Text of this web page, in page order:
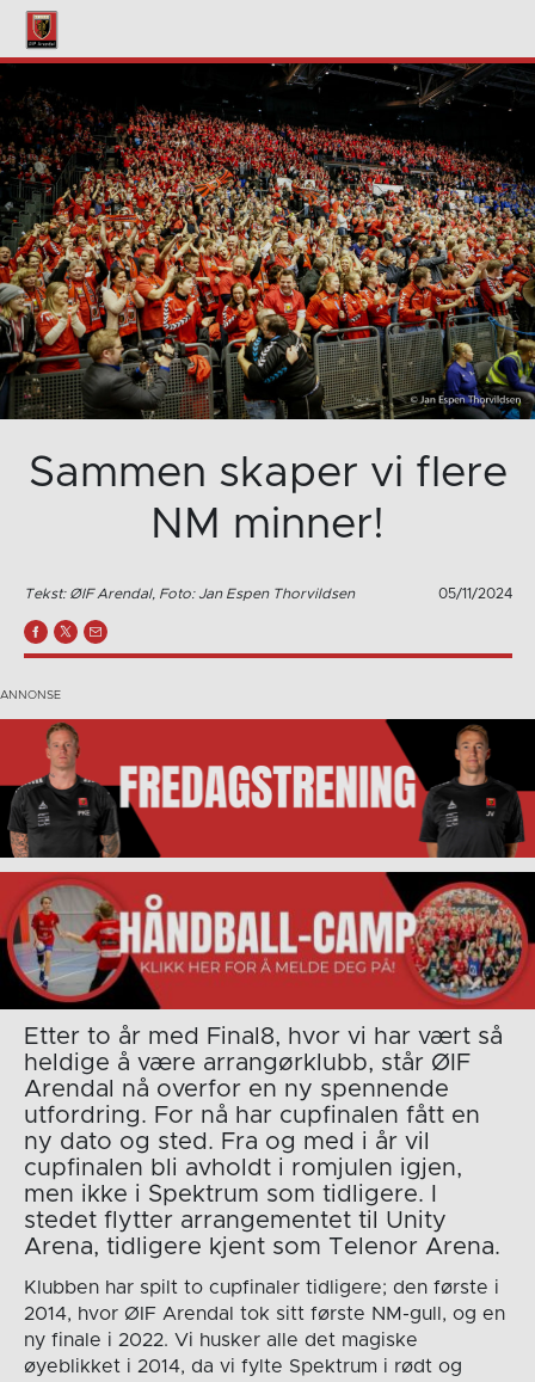
Sammen skaper vi flere
NM minner!
Tekst: ØIF Arendal, Foto: Jan Espen Thorvildsen 05/11/2024
Etter to år med Final8, hvor vi har vært så
heldige å være arrangørklubb, står ØIF
Arendal nå overfor en ny spennende
utfordring. For nå har cupfinalen fått en
ny dato og sted. Fra og med i år vil
cupfinalen bli avholdt i romjulen igjen,
men ikke i Spektrum som tidligere. I
stedet flytter arrangementet til Unity
Arena, tidligere kjent som Telenor Arena.
Klubben har spilt to cupfinaler tidligere; den første i
2014, hvor ØIF Arendal tok sitt første NM-gull, og en
ny finale i 2022. Vi husker alle det magiske
øyeblikket i 2014, da vi fylte Spektrum i rødt og